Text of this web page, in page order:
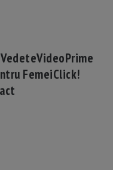
VedeteVideoPrime
FemeiClick!